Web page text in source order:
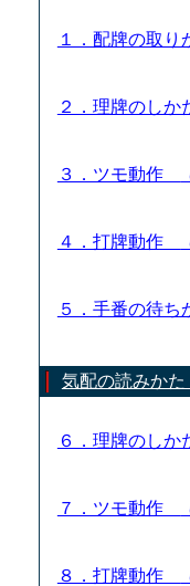
１．配牌の取
２．理牌のし
３．ツモ動作
４．打牌動作
５．手番の待
気配の読みかた
６．理牌のし
７．ツモ動作
８．打牌動作